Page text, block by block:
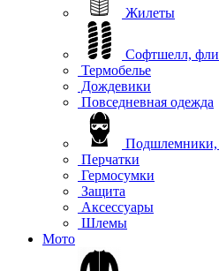
Жилеты
Софтшелл,
Термобелье
Дождевики
Повседневная одежда
Подшлемники,
Перчатки
Гермосумки
Защита
Аксессуары
Шлемы
Мото